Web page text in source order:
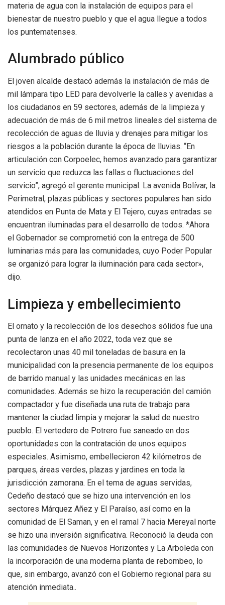
materia de agua con la instalación de equipos para el
bienestar de nuestro pueblo y que el agua llegue a todos
los puntematenses.
Alumbrado público
El joven alcalde destacó además la instalación de más de
mil lámpara tipo LED para devolverle la calles y avenidas a
los ciudadanos en 59 sectores, además de la limpieza y
adecuación de más de 6 mil metros lineales del sistema de
recolección de aguas de lluvia y drenajes para mitigar los
riesgos a la población durante la época de lluvias. “En
articulación con Corpoelec, hemos avanzado para garantizar
un servicio que reduzca las fallas o fluctuaciones del
servicio”, agregó el gerente municipal. La avenida Bolívar, la
Perimetral, plazas públicas y sectores populares han sido
atendidos en Punta de Mata y El Tejero, cuyas entradas se
encuentran iluminadas para el desarrollo de todos. *Ahora
el Gobernador se comprometió con la entrega de 500
luminarias más para las comunidades, cuyo Poder Popular
se organizó para lograr la iluminación para cada sector»,
dijo.
Limpieza y embellecimiento
El ornato y la recolección de los desechos sólidos fue una
punta de lanza en el año 2022, toda vez que se
recolectaron unas 40 mil toneladas de basura en la
municipalidad con la presencia permanente de los equipos
de barrido manual y las unidades mecánicas en las
comunidades. Además se hizo la recuperación del camión
compactador y fue diseñada una ruta de trabajo para
mantener la ciudad limpia y mejorar la salud de nuestro
pueblo. El vertedero de Potrero fue saneado en dos
oportunidades con la contratación de unos equipos
especiales. Asimismo, embellecieron 42 kilómetros de
parques, áreas verdes, plazas y jardines en toda la
jurisdicción zamorana. En el tema de aguas servidas,
Cedeño destacó que se hizo una intervención en los
sectores Márquez Añez y El Paraíso, así como en la
comunidad de El Saman, y en el ramal 7 hacia Mereyal norte
se hizo una inversión significativa. Reconoció la deuda con
las comunidades de Nuevos Horizontes y La Arboleda con
la incorporación de una moderna planta de rebombeo, lo
que, sin embargo, avanzó con el Gobierno regional para su
atención inmediata..